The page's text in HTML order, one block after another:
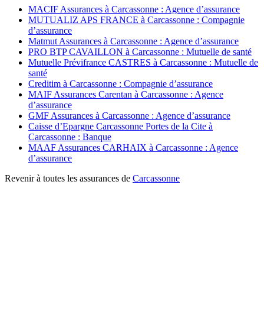
MACIF Assurances à Carcassonne : Agence d’assurance
MUTUALIZ APS FRANCE à Carcassonne : Compagnie
d’assurance
Matmut Assurances à Carcassonne : Agence d’assurance
PRO BTP CAVAILLON à Carcassonne : Mutuelle de santé
Mutuelle Prévifrance CASTRES à Carcassonne : Mutuelle de
santé
Creditim à Carcassonne : Compagnie d’assurance
MAIF Assurances Carentan à Carcassonne : Agence
d’assurance
GMF Assurances à Carcassonne : Agence d’assurance
Caisse d’Epargne Carcassonne Portes de la Cite à
Carcassonne : Banque
MAAF Assurances CARHAIX à Carcassonne : Agence
d’assurance
Revenir à toutes les assurances de Carcassonne